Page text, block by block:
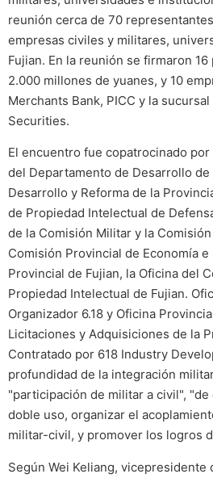
reunión cerca de 70
empresas civiles y militares,
Fujian. En la reunión se firmaron
2.000 millones de yuanes, y 10
Merchants Bank, PICC y la
Securities.
El encuentro fue copatrocinado
del Departamento de Desarrollo
Desarrollo y Reforma de la
de Propiedad Intelectual de
de la Comisión Militar y la
Comisión Provincial de Economía
Provincial de Fujian, la Oficina del
Propiedad Intelectual de Fujian.
Organizador 6.18 y Oficina
Licitaciones y Adquisiciones de la
Contratado por 618 Industry
profundidad de la integración
"participación de militar a civil",
doble uso, organizar el
militar-civil, y promover los logros
Según Wei Keliang,